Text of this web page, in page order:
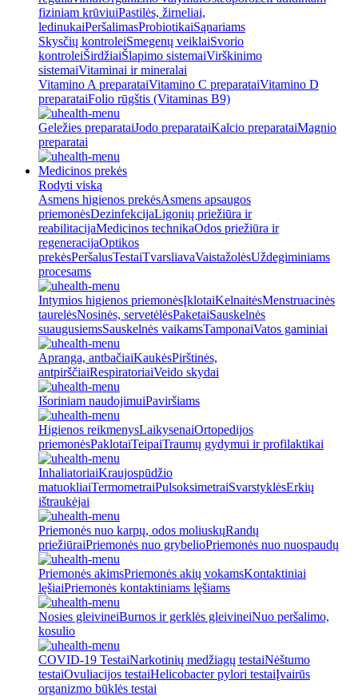
fiziniam krūviuiPastilės, žirneliai,
ledinukaiPeršalimasProbiotikaiSąnariams
Skysčių kontroleiSmegenų veiklaiSvorio
kontroleiŠirdžiaiŠlapimo sistemaiVirškinimo
sistemaiVitaminai ir mineralai
Vitamino A preparataiVitamino C preparataiVitamino D
preparataiFolio rūgštis (Vitaminas B9)
Geležies preparataiJodo preparataiKalcio preparataiMagnio
preparatai
Medicinos prekės
Rodyti viską
Asmens higienos prekėsAsmens apsaugos
priemonėsDezinfekcijaLigonių priežiūra ir
reabilitacijaMedicinos technikaOdos priežiūra ir
regeneracijaOptikos
prekėsPeršalusTestaiTvarsliavaVaistažolėsUždegiminiams
procesams
Intymios higienos priemonėsĮklotaiKelnaitėsMenstruacinės
taurelėsNosinės, servetėlėsPaketaiSauskelnės
suaugusiemsSauskelnės vaikamsTamponaiVatos gaminiai
Apranga, antbačiaiKaukėsPirštinės,
antpirščiaiRespiratoriaiVeido skydai
Išoriniam naudojimuiPaviršiams
Higienos reikmenysLaikysenaiOrtopedijos
priemonėsPaklotaiTeipaiTraumų gydymui ir profilaktikai
InhaliatoriaiKraujospūdžio
matuokliaiTermometraiPulsoksimetraiSvarstyklėsErkių
ištraukėjai
Priemonės nuo karpų, odos moliuskųRandų
priežiūraiPriemonės nuo grybelioPriemonės nuo nuospaudų
Priemonės akimsPriemonės akių vokamsKontaktiniai
lęšiaiPriemonės kontaktiniams lęšiams
Nosies gleivineiBurnos ir gerklės gleivineiNuo peršalimo,
kosulio
COVID-19 TestaiNarkotinių medžiagų testaiNėštumo
testaiOvuliacijos testaiHelicobacter pylori testaiĮvairūs
organizmo būklės testai